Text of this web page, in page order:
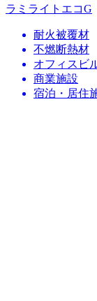
ラミライトエコG
耐火被覆材
不燃断熱材
オフィスビ
商業施設
宿泊・居住